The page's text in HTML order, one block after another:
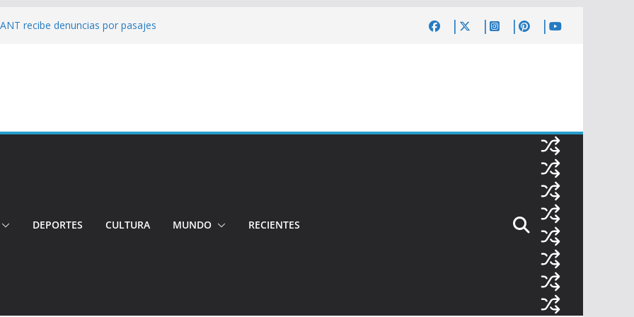
recibe denuncias por pasajes
Dos jóvenes quiteños desaparecen
irregulares fueron detectados en el
DEPORTES CULTURA MUNDO RECIENTES